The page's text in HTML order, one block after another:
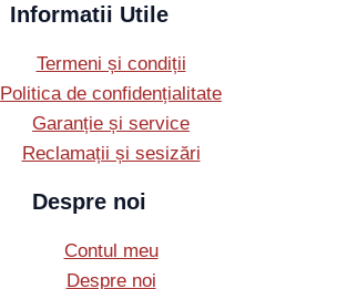
Informatii Utile
Termeni și condiții
Politica de confidențialitate
Garanție și service
Reclamații și sesizări
Despre noi
Contul meu
Despre noi